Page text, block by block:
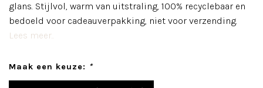
glans. Stijlvol, warm van uitstraling, 100% recyclebaar en
bedoeld voor cadeauverpakking, niet voor verzending.
Lees meer..
Maak een keuze: *